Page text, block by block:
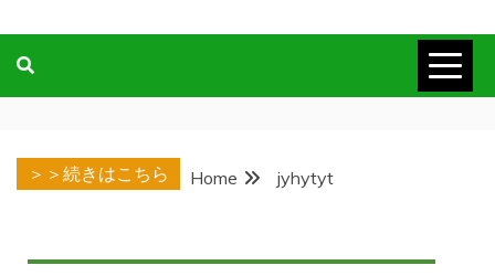
＞＞続きはこちら Home jyhytyt